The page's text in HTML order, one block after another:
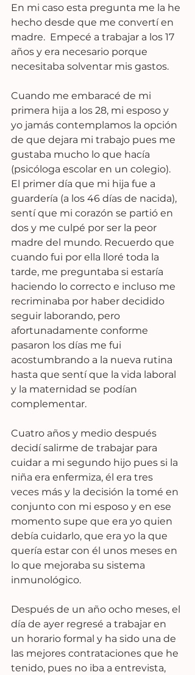
En mi caso esta pregunta me la he
hecho desde que me convertí en
madre.  Empecé a trabajar a los 17
años y era necesario porque
necesitaba solventar mis gastos.
Cuando me embaracé de mi
primera hija a los 28, mi esposo y
yo jamás contemplamos la opción
de que dejara mi trabajo pues me
gustaba mucho lo que hacía
(psicóloga escolar en un colegio).
El primer día que mi hija fue a
guardería (a los 46 días de nacida),
sentí que mi corazón se partió en
dos y me culpé por ser la peor
madre del mundo. Recuerdo que
cuando fui por ella lloré toda la
tarde, me preguntaba si estaría
haciendo lo correcto e incluso me
recriminaba por haber decidido
seguir laborando, pero
afortunadamente conforme
pasaron los días me fui
acostumbrando a la nueva rutina
hasta que sentí que la vida laboral
y la maternidad se podían
complementar.
Cuatro años y medio después
decidí salirme de trabajar para
cuidar a mi segundo hijo pues si la
niña era enfermiza, él era tres
veces más y la decisión la tomé en
conjunto con mi esposo y en ese
momento supe que era yo quien
debía cuidarlo, que era yo la que
quería estar con él unos meses en
lo que mejoraba su sistema
inmunológico.
Después de un año ocho meses, el
día de ayer regresé a trabajar en
un horario formal y ha sido una de
las mejores contrataciones que he
tenido, pues no iba a entrevista,